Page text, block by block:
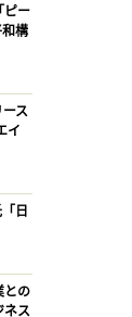
ピー
構
ス
イ
日
との
ネス